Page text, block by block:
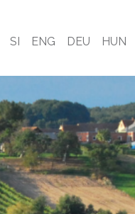
SI ENG DEU HUN